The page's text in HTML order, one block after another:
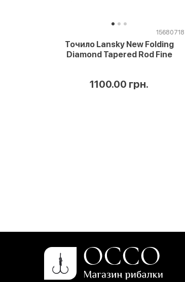
15680718
Точило Lansky New Folding
Diamond Tapered Rod Fine
1100.00 грн.